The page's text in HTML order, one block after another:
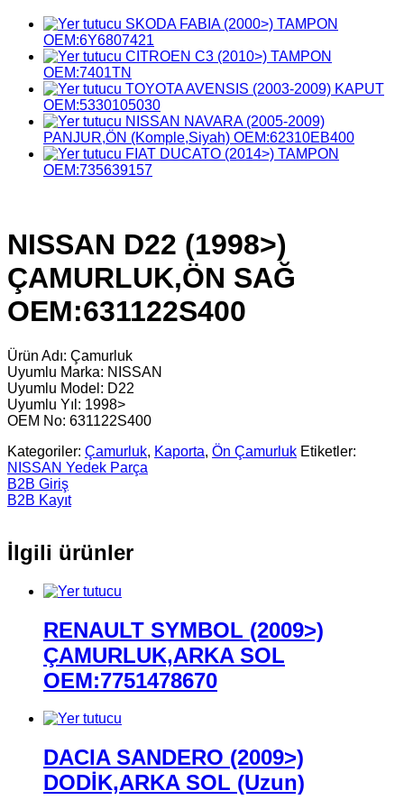
SKODA FABIA (2000>) TAMPON
OEM:6Y6807421
CITROEN C3 (2010>) TAMPON
OEM:7401TN
TOYOTA AVENSIS (2003-2009) KAPUT
OEM:5330105030
NISSAN NAVARA (2005-2009)
PANJUR,ÖN (Komple,Siyah) OEM:62310EB400
FIAT DUCATO (2014>) TAMPON
OEM:735639157
NISSAN D22 (1998>)
ÇAMURLUK,ÖN SAĞ
OEM:631122S400
Ürün Adı: Çamurluk
Uyumlu Marka: NISSAN
Uyumlu Model: D22
Uyumlu Yıl: 1998>
OEM No: 631122S400
Kategoriler: Çamurluk, Kaporta, Ön Çamurluk Etiketler:
NISSAN Yedek Parça
B2B Giriş
B2B Kayıt
İlgili ürünler
RENAULT SYMBOL (2009>)
ÇAMURLUK,ARKA SOL
OEM:7751478670
DACIA SANDERO (2009>)
DODİK,ARKA SOL (Uzun)